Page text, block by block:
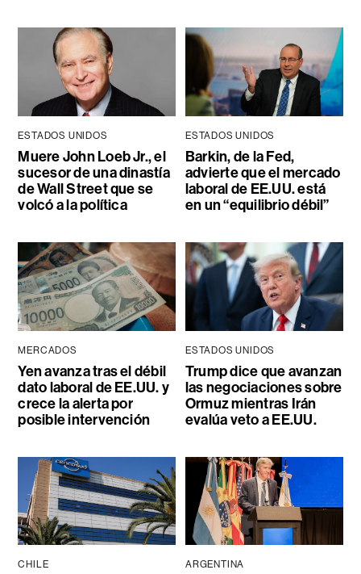
ESTADOS UNIDOS
Muere John Loeb Jr., el
sucesor de una dinastía
de Wall Street que se
volcó a la política
ESTADOS UNIDOS
Barkin, de la Fed,
advierte que el mercado
laboral de EE.UU. está
en un “equilibrio débil”
MERCADOS
Yen avanza tras el débil
dato laboral de EE.UU. y
crece la alerta por
posible intervención
ESTADOS UNIDOS
Trump dice que avanzan
las negociaciones sobre
Ormuz mientras Irán
evalúa veto a EE.UU.
CHILE ARGENTINA